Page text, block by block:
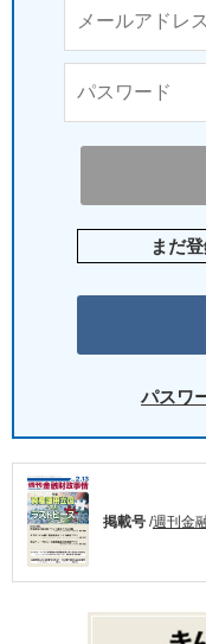
まだ
パスワ
掲載号 /週刊金